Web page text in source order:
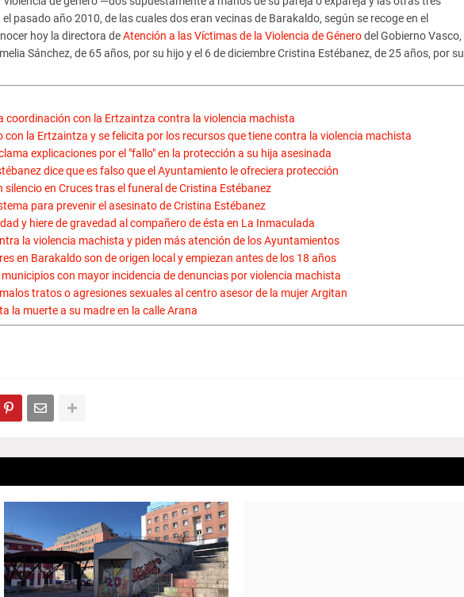
pasado año 2010, de las cuales dos eran vecinas de Barakaldo, según se recoge en el
hoy la directora deAtención a las Víctimas de la Violencia de Génerodel Gobierno Vasco,
Sánchez, de 65 años, por su hijo y el 6 de diciembre Cristina Estébanez, de 25 años, por su
coordinación con la Ertzaintza contra la violencia machista
la Ertzaintza y se felicita por los recursos que tiene contra la violencia machista
explicaciones por el "fallo" en la protección a su hija asesinada
dice que es falso que el Ayuntamiento le ofreciera protección
en Cruces tras el funeral de Cristina Estébanez
para prevenir el asesinato de Cristina Estébanez
y hiere de gravedad al compañero de ésta en La Inmaculada
la violencia machista y piden más atención de los Ayuntamientos
en Barakaldo son de origen local y empiezan antes de los 18 años
con mayor incidencia de denuncias por violencia machista
tratos o agresiones sexuales al centro asesor de la mujer Argitan
la muerte a su madre en la calle Arana